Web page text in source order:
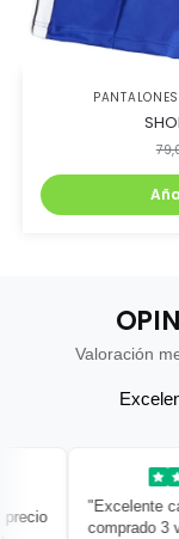
Valoración
"Excelente
comprado 3